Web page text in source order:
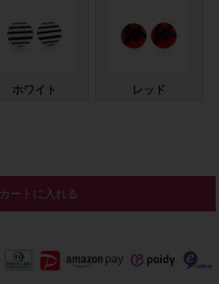
ホワイト レッド
カートに入れる